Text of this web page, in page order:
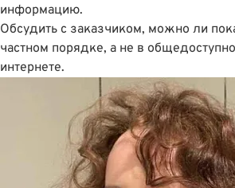
информацию.
Обсудить с заказчиком, можно ли
частном порядке, а не в
интернете.